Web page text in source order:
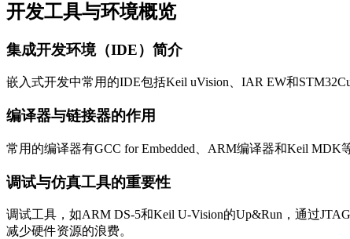
开发工具与环境概览
集成开发环境（IDE）简介
嵌入式开发中常用的IDE包括Keil uVision、IAR EW和
编译器与链接器的作用
常用的编译器有GCC for Embedded、ARM编译器和Keil
调试与仿真工具的重要性
调试工具，如ARM DS-5和Keil U-Vision的Up&Run，通过
减少硬件资源的浪费。